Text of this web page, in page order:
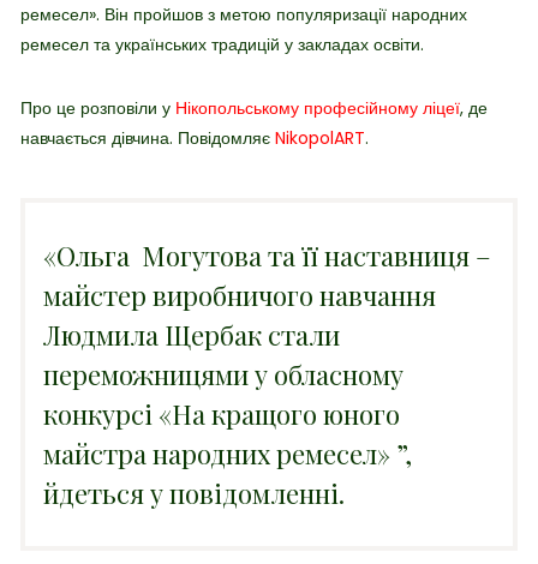
ремесел». Він пройшов з метою популяризації народних
ремесел та українських традицій у закладах освіти.
Про це розповіли у Нікопольському професійному ліцеї, де
навчається дівчина. Повідомляє NikopolART.
«Ольга Могутова та її наставниця –
майстер виробничого навчання
Людмила Щербак стали
переможницями у обласному
конкурсі «На кращого юного
майстра народних ремесел» ”,
йдеться у повідомленні.